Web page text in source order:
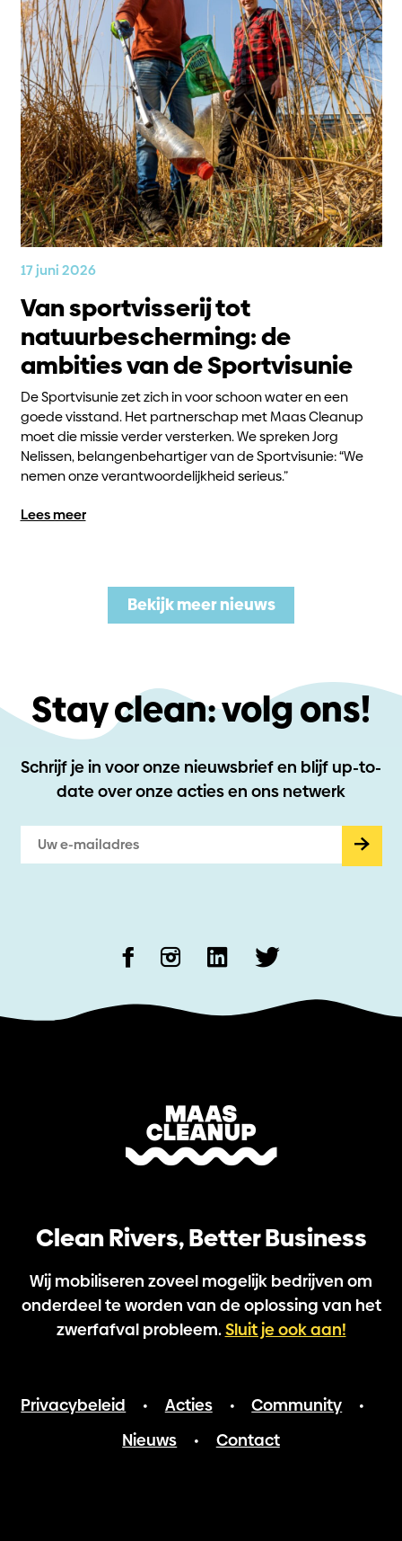
17 juni 2026
Van sportvisserij tot
natuurbescherming: de
ambities van de Sportvisunie
De Sportvisunie zet zich in voor schoon water en een
goede visstand. Het partnerschap met Maas Cleanup
moet die missie verder versterken. We spreken Jorg
Nelissen, belangenbehartiger van de Sportvisunie: “We
nemen onze verantwoordelijkheid serieus.”
Lees meer
Bekijk meer nieuws
Stay clean: volg ons!
Schrijf je in voor onze nieuwsbrief en blijf up-to-
dateover onze acties en ons netwerk
Clean Rivers, Better Business
Wij mobiliseren zoveel mogelijk bedrijven om
onderdeel te worden van de oplossing van het
zwerfafval probleem.Sluit je ook aan!
Privacybeleid • Acties • Community •
Nieuws • Contact